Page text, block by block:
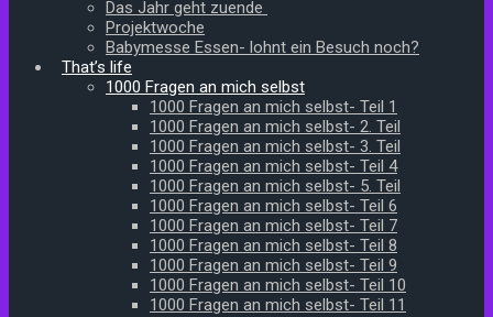
Das Jahr geht zuende
Projektwoche
Babymesse Essen- lohnt ein Besuch noch?
That’s life
1000 Fragen an mich selbst
1000 Fragen an mich selbst- Teil 1
1000 Fragen an mich selbst- 2. Teil
1000 Fragen an mich selbst- 3. Teil
1000 Fragen an mich selbst- Teil 4
1000 Fragen an mich selbst- 5. Teil
1000 Fragen an mich selbst- Teil 6
1000 Fragen an mich selbst- Teil 7
1000 Fragen an mich selbst- Teil 8
1000 Fragen an mich selbst- Teil 9
1000 Fragen an mich selbst- Teil 10
1000 Fragen an mich selbst- Teil 11